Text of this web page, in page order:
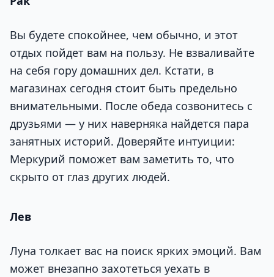
Вы будете спокойнее, чем обычно, и этот
отдых пойдет вам на пользу. Не взваливайте
на себя гору домашних дел. Кстати, в
магазинах сегодня стоит быть предельно
внимательными. После обеда созвонитесь с
друзьями — у них наверняка найдется пара
занятных историй. Доверяйте интуиции:
Меркурий поможет вам заметить то, что
скрыто от глаз других людей.
Лев
Луна толкает вас на поиск ярких эмоций. Вам
может внезапно захотеться уехать в